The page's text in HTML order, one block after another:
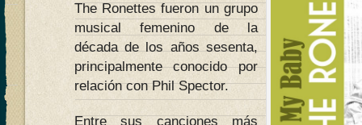
The Ronettes fueron un grupo
musical femenino de la
década de los años sesenta,
principalmente conocido por
relación con Phil Spector.
Entre sus canciones más